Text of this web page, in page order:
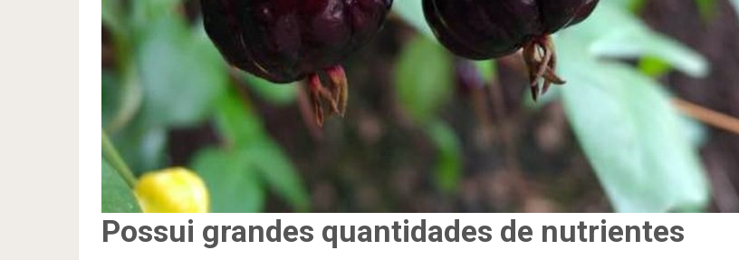
Possui grandes quantidades de nutrientes